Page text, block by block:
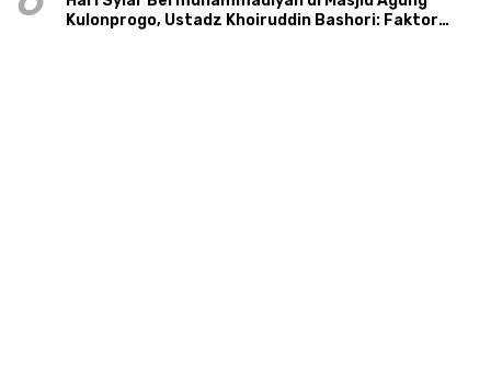
Kulonprogo, Ustadz Khoiruddin Bashori: Faktor